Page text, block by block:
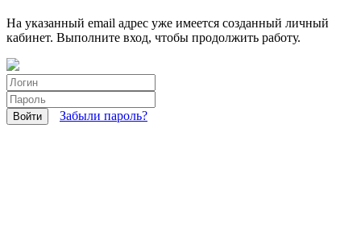
На указанный email адрес уже имеется созданный личный
кабинет. Выполните вход, чтобы продолжить работу.
Войти Забыли пароль?